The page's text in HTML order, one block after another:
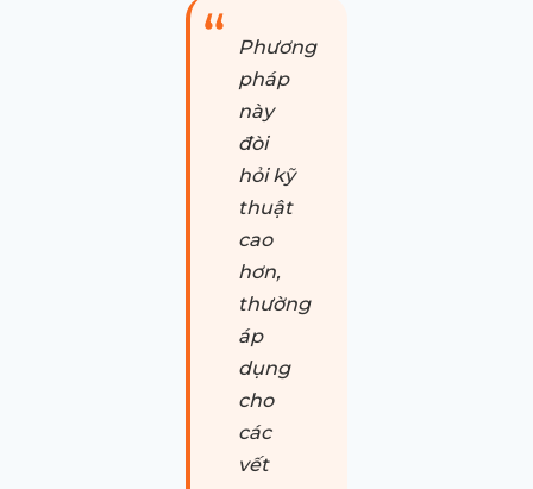
Phương
pháp
này
đòi
hỏi kỹ
thuật
cao
hơn,
thường
áp
dụng
cho
các
vết